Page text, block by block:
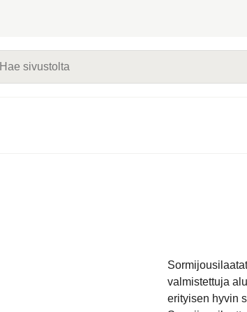
valmistettuja
erityisen hyvin